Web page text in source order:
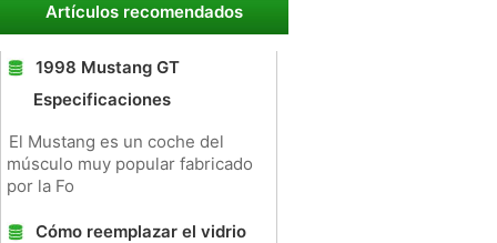
Artículos recomendados
1998 Mustang GT
Especificaciones
El Mustang es un coche del
músculo muy popular fabricado
por la Fo
Cómo reemplazar el vidrio